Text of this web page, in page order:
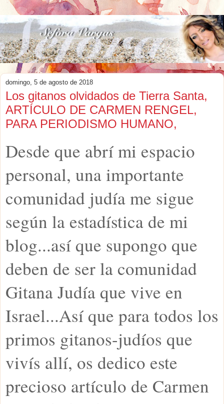
domingo, 5 de agosto de 2018
Los gitanos olvidados de Tierra Santa,
ARTÍCULO DE CARMEN RENGEL,
PARA PERIODISMO HUMANO,
Desde que abrí mi espacio
personal, una importante
comunidad judía me sigue
según la estadística de mi
blog...así que supongo que
deben de ser la comunidad
Gitana Judía que vive en
Israel...Así que para todos los
primos gitanos-judíos que
vivís allí, os dedico este
precioso artículo de Carmen